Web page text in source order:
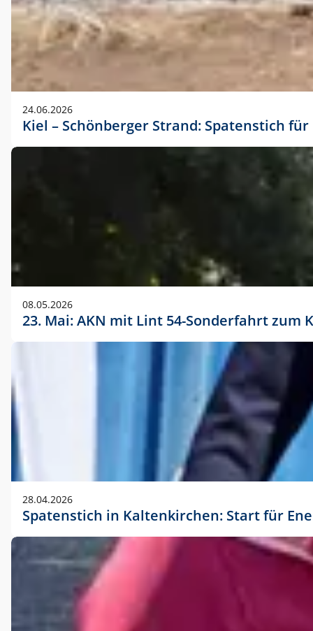
24.06.2026
Kiel – Schönberger Strand: Spatenstich
08.05.2026
23. Mai: AKN mit Lint 54-Sonderfahrt
28.04.2026
Spatenstich in Kaltenkirchen: Start für